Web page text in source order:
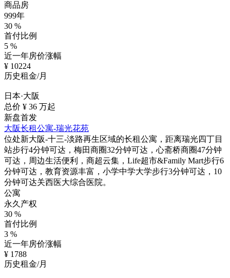
商品房
999年
30 %
首付比例
5 %
近一年房价涨幅
¥ 10224
历史租金/月
日本·大阪
总价 ¥ 36 万起
新盘首发
大阪长租公寓-瑞光花苑
位处新大阪-十三-淡路再生区域的长租公寓，距离瑞光四丁目
站步行4分钟可达，梅田商圈32分钟可达，心斋桥商圈47分钟
可达，周边生活便利，商超云集，Life超市&Family Mart步行6
分钟可达，教育资源丰富，小学中学大学步行3分钟可达，10
分钟可达关西医大综合医院。
公寓
永久产权
30 %
首付比例
3 %
近一年房价涨幅
¥ 1788
历史租金/月